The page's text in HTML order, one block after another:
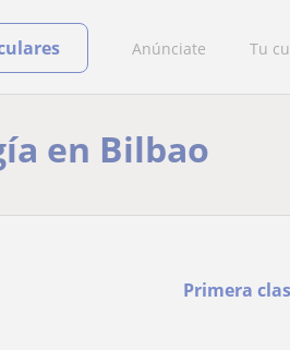
Anúnciate Tu
en Bilbao
Primera